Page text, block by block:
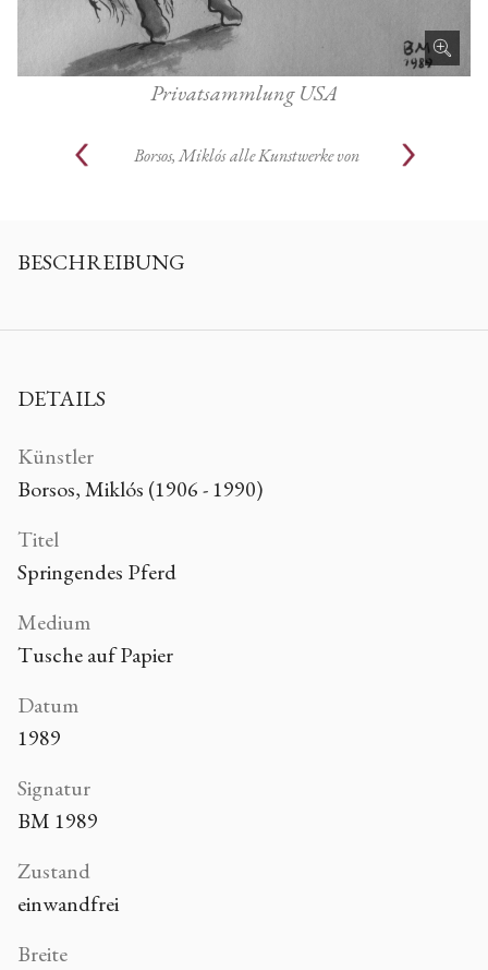
Privatsammlung USA
Borsos, Miklós alle Kunstwerke von
BESCHREIBUNG
DETAILS
Künstler
Borsos, Miklós (1906 - 1990)
Titel
Springendes Pferd
Medium
Tusche auf Papier
Datum
1989
Signatur
BM 1989
Zustand
einwandfrei
Breite